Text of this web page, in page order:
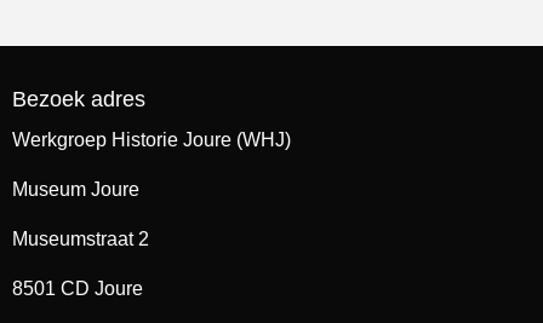
Bezoek adres
Werkgroep Historie Joure (WHJ)
Museum Joure
Museumstraat 2
8501 CD Joure